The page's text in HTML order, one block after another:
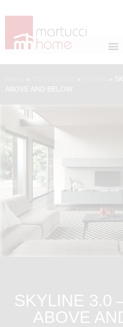
» » »
ABOVE AND BELOW
SKYLINE 3.0
ABOVE